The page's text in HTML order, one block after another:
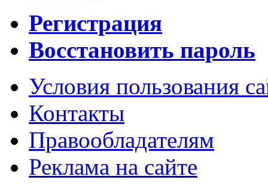
Регистрация
Восстановить пароль
Условия пользования
Контакты
Правообладателям
Реклама на сайте